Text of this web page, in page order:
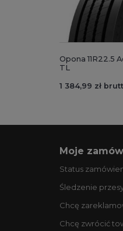
Opona 11R22.5
TL
1 384,99 zł
Moje
Status
Śledzenie
Chcę
Chcę zwrócić